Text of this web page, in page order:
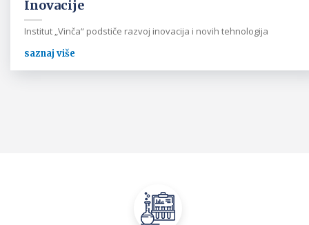
Inovacije
Institut „Vinča“ podstiče razvoj inovacija i novih tehnologija
saznaj više